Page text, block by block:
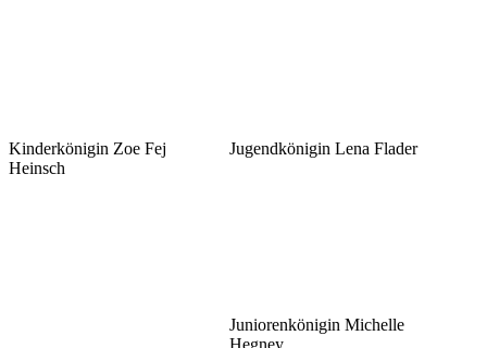
Kinderkönigin Zoe Fej
Heinsch
Jugendkönigin Lena Flader
Juniorenkönigin Michelle
Hegney